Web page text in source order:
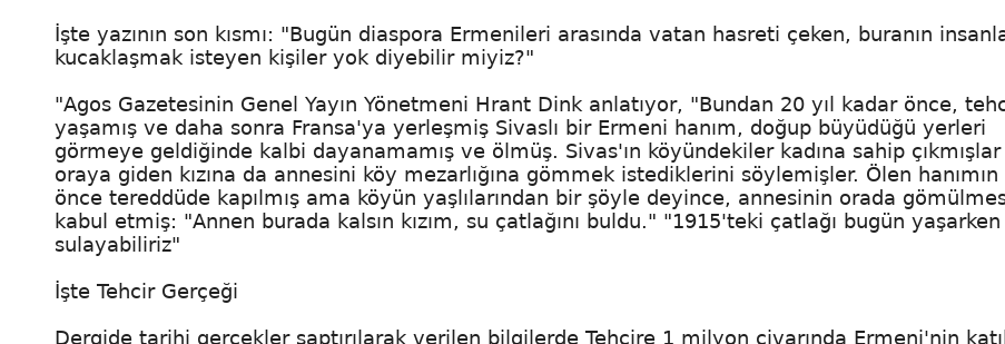
İşte yazının son kısmı: "Bugün diaspora Ermenileri arasında vatan hasreti çeken, buranın
kucaklaşmak isteyen kişiler yok diyebilir miyiz?"
"Agos Gazetesinin Genel Yayın Yönetmeni Hrant Dink anlatıyor, "Bundan 20 yıl kadar önce,
yaşamış ve daha sonra Fransa'ya yerleşmiş Sivaslı bir Ermeni hanım, doğup büyüdüğü yerleri
görmeye geldiğinde kalbi dayanamamış ve ölmüş. Sivas'ın köyündekiler kadına sahip
oraya giden kızına da annesini köy mezarlığına gömmek istediklerini söylemişler. Ölen hanımın
önce tereddüde kapılmış ama köyün yaşlılarından bir şöyle deyince, annesinin orada
kabul etmiş: "Annen burada kalsın kızım, su çatlağını buldu." "1915'teki çatlağı bugün
sulayabiliriz"
İşte Tehcir Gerçeği
Dergide tarihi gerçekler saptırılarak verilen bilgilerde Tehcire 1 milyon civarında Ermeni'nin